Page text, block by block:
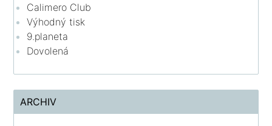
Calimero Club
Výhodný tisk
9.planeta
Dovolená
ARCHIV